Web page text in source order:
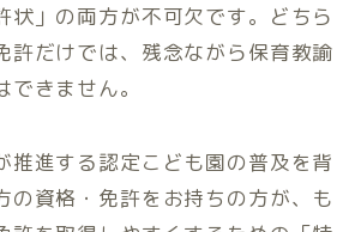
状」の両方が不可欠です。どちら
許だけでは、残念ながら保育教諭
きません。
推進する認定こども園の普及を背
の資格・免許をお持ちの方が、も